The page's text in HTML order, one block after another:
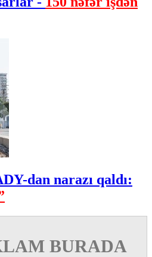
dan narazı qaldı:
BURADA